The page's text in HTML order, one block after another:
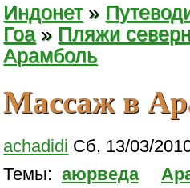
Индонет»
Гоа » Пляжи
Арамболь
Массаж в
achadidi Сб, 13/03/
Темы: аюрведа